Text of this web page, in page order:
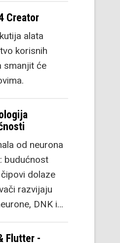
Creator
alata
korisnih
smanjit će
od neurona
budućnost
dolaze
razvijaju
DNK i…
Flutter -